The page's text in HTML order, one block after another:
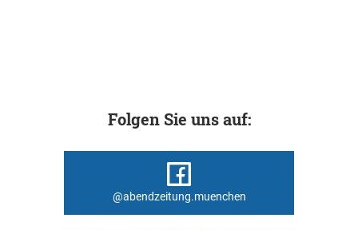
Folgen Sie uns auf:
@abendzeitung.muenchen